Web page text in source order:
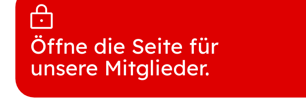
Öffne die Seite für
unsere Mitglieder.